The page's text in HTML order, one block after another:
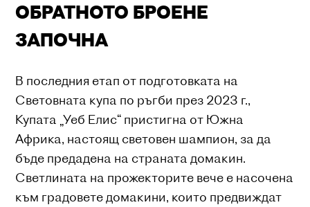
ОБРАТНОТО БРОЕНЕ
ЗАПОЧНА
В последния етап от подготовката на
Световната купа по ръгби през 2023 г.,
Купата „Уеб Елис“ пристигна от Южна
Африка, настоящ световен шампион, за да
бъде предадена на страната домакин.
Светлината на прожекторите вече е насочена
към градовете домакини, които предвиждат